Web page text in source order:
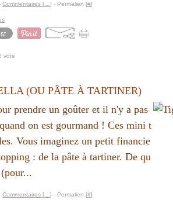
Commentaires [ ] - Permalien [#]
vote
(OU PÂTE À TARTINER)
prendre un goûter et il n'y a pas
on est gourmand ! Ces mini t
Vous imaginez un petit financie
: de la pâte à tartiner. De qu
Commentaires [ ] - Permalien [#]